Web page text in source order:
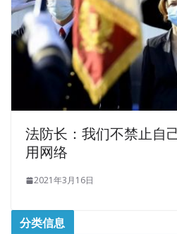
法防长：我们不禁止自
用网络
2021年3月16日
分类信息